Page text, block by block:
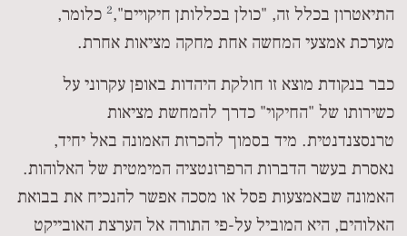
התיאטרון בכלל זה, "כולן בכללותן חיקויים",2 כלומר,
מערכת אמצעי המחשה אחת מחקה מציאות אחרת.
כבר בנקודת מוצא זו חולקת היהדות באופן עקרוני על
כשירותו של "החיקוי" כדרך להמחשת מציאות
טרנסצנדנטית. מיד בסמוך להכרזת האמונה באל יחיד,
נאסרת בעשר הדברות הרפרזנטציה המימטית של האלוהות.
האמונה שבאמצעות פסל או מסכה אפשר להנכיח את בבואת
האלוהים, היא המוביל על-פי התורה אל הערצת האובייקט